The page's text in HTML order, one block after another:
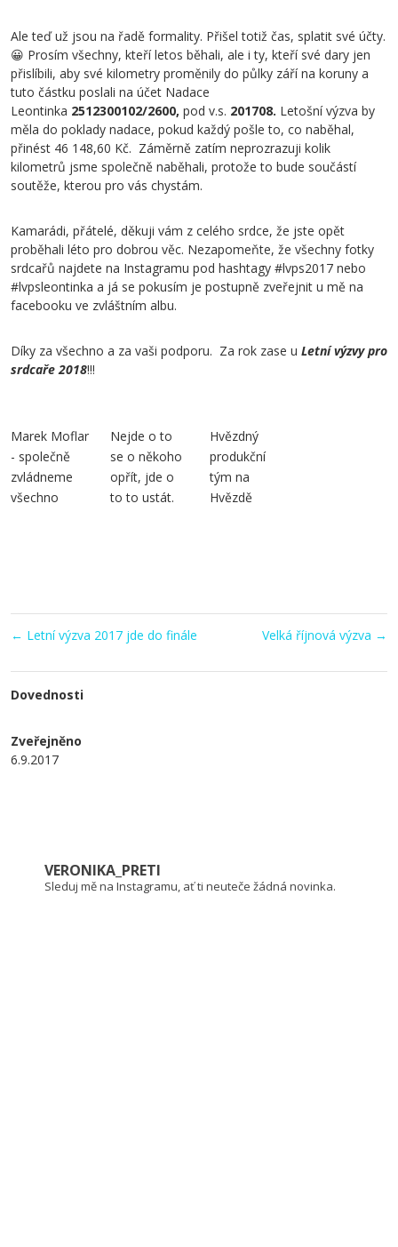
Ale teď už jsou na řadě formality. Přišel totiž čas, splatit své účty.
😀 Prosím všechny, kteří letos běhali, ale i ty, kteří své dary jen
přislíbili, aby své kilometry proměnily do půlky září na koruny a
tuto částku poslali na účet Nadace
Leontinka 2512300102/2600, pod v.s. 201708. Letošní výzva by
měla do poklady nadace, pokud každý pošle to, co naběhal,
přinést 46 148,60 Kč. Záměrně zatím neprozrazuji kolik
kilometrů jsme společně naběhali, protože to bude součástí
soutěže, kterou pro vás chystám.
Kamarádi, přátelé, děkuji vám z celého srdce, že jste opět
proběhali léto pro dobrou věc. Nezapomeňte, že všechny fotky
srdcařů najdete na Instagramu pod hashtagy #lvps2017 nebo
#lvpsleontinka a já se pokusím je postupně zveřejnit u mě na
facebooku ve zvláštním albu.
Díky za všechno a za vaši podporu. Za rok zase u Letní výzvy pro
srdcaře 2018!!!
Marek Moflar
- společně
zvládneme
všechno
Nejde o to
se o někoho
opřít, jde o
to to ustát.
Hvězdný
produkční
tým na
Hvězdě
← Letní výzva 2017 jde do finále Velká říjnová výzva →
Dovednosti
Zveřejněno
6.9.2017
VERONIKA_PRETI
Sleduj mě na Instagramu, ať ti neuteče žádná novinka.